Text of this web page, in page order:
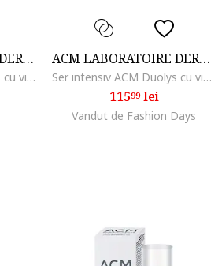
ACM LABORATOIRE DERMATOLOGIQUE
Ser intensiv ACM Duolys cu vitamina C pura, 15 ml, 5 % Vitamin C
ACM LABORATOIRE DERMATOLOGIQUE
Ser intensiv ACM Duolys cu vitamina C pura, 15 ml, 5 % Vitamin C
11599lei
Vandut de Fashion Days